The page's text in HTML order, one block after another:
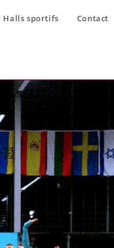
Halls sportifs Contact